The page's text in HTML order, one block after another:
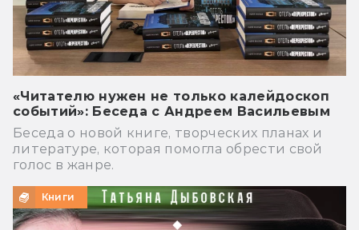
«Читателю нужен не только калейдоскоп
событий»: Беседа с Андреем Васильевым
Беседа о новой книге, творческих планах и
литературе, которая помогла обрести свой
голос в жанре.
Книги